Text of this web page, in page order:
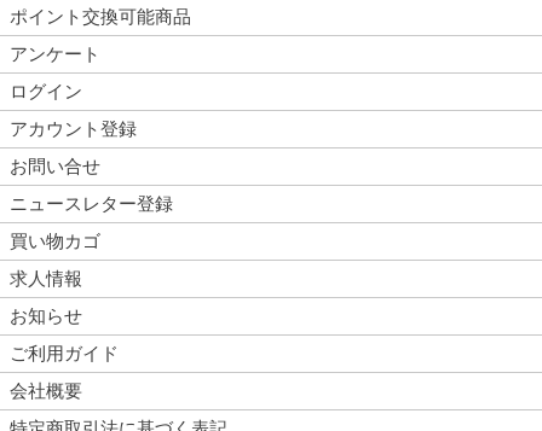
ポイント交換可能商品
アンケート
ログイン
アカウント登録
お問い合せ
ニュースレター登録
買い物カゴ
求人情報
お知らせ
ご利用ガイド
会社概要